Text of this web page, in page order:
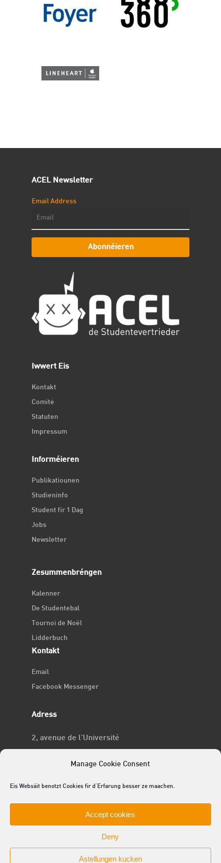
Manage Cookie Consent
Eis Websäit benotzt Cookies fir d'Erfarung besser ze maachen.
Accept cookies
Deny
Astellungen kucken
ACEL Newsletter
Email Address
Abonnéieren
Iwwert Eis
Kontakt
Comité
Statuten
Impressum
Informéieren
Publikatiounen
Studieninfo
Student fir 1 Dag
Jobs
Newsletter
Zesummenbréngen
Kalenner
De Studentebal
Tournoi de Noël
Lidderbuch
Kontakt
Email
Facebook Messenger
Adress
2, avenue de l’Université
No RCSL
© 2025 ACEL - de Studentevertrieder